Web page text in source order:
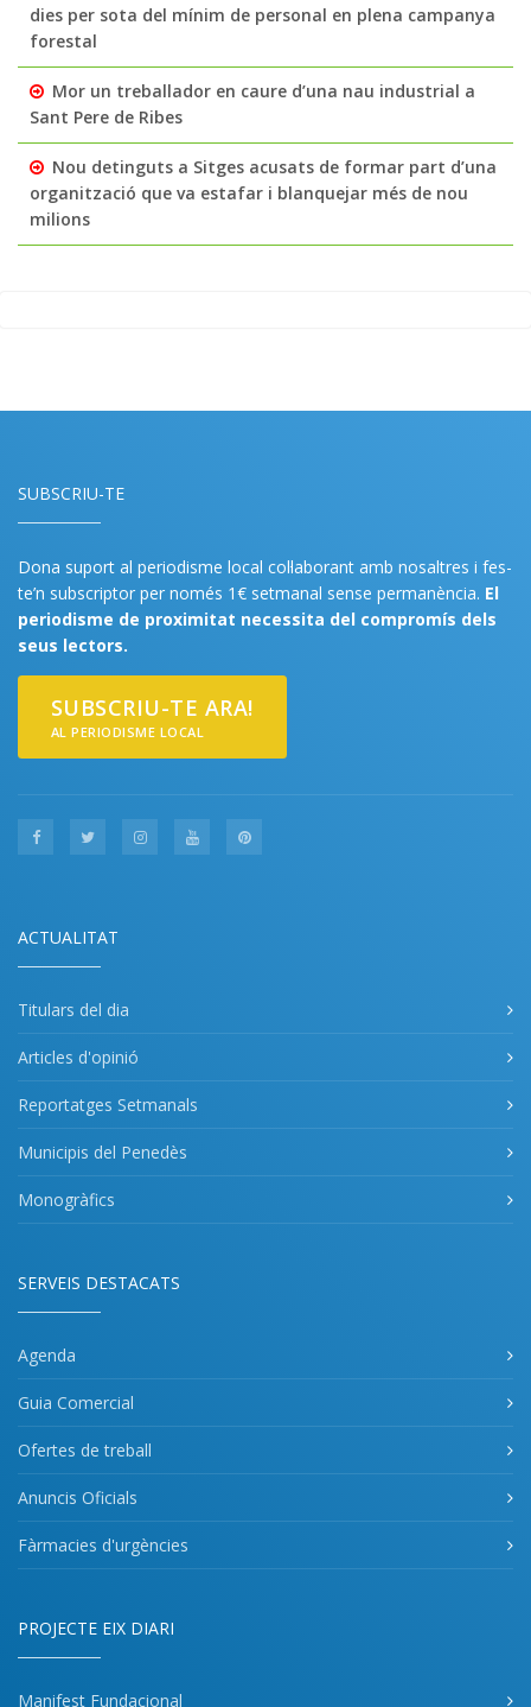
dies per sota del mínim de personal en plena campanya
forestal
Mor un treballador en caure d’una nau industrial a
Sant Pere de Ribes
Nou detinguts a Sitges acusats de formar part d’una
organització que va estafar i blanquejar més de nou
milions
SUBSCRIU-TE
Dona suport al periodisme local col·laborant amb nosaltres i fes-
te’n subscriptor per només 1€ setmanal sense permanència. El
periodisme de proximitat necessita del compromís dels
seus lectors.
SUBSCRIU-TE ARA!
AL PERIODISME LOCAL
ACTUALITAT
Titulars del dia
Articles d'opinió
Reportatges Setmanals
Municipis del Penedès
Monogràfics
SERVEIS DESTACATS
Agenda
Guia Comercial
Ofertes de treball
Anuncis Oficials
Fàrmacies d'urgències
PROJECTE EIX DIARI
Manifest Fundacional